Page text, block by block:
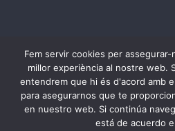
Sindicat del Taxi de Catalunya.
Fem servir cookies per
millor experiència al nostre web.
entendrem que hi és d'acord amb
para asegurarnos que te
en nuestro web. Si continúa
está de acuerdo